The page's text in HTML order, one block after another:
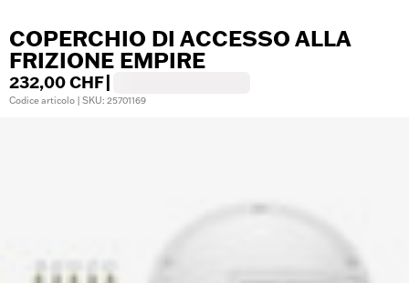
COPERCHIO DI ACCESSO ALLA
FRIZIONE EMPIRE
232,00 CHF
Codice articolo | SKU: 25701169